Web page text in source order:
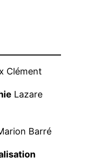
Clément
Lazare
Barré